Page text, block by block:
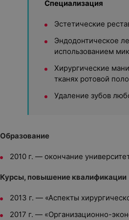
Специализация
Эстетические
Эндодонтическое
использованием
Хирургические
тканях ротовой
Удаление зубов
Образование
2010 г. — окончание
Курсы, повышение квалификации
2013 г. — «Аспекты
2017 г. — «Организационно-